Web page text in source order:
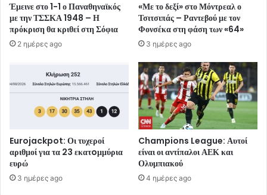
Έμεινε στο 1-1 ο Παναθηναϊκός
με την ΤΣΣΚΑ 1948 – Η
πρόκριση θα κριθεί στη Σόφια
2 ημέρες ago
«Με το δεξί» στο Μόντρεαλ ο
Τσιτσιπάς – Ραντεβού με τον
Φονσέκα στη φάση των «64»
3 ημέρες ago
Eurojackpot: Οι τυχεροί
αριθμοί για τα 23 εκατoμμύρια
ευρώ
3 ημέρες ago
Champions League: Αυτοί
είναι οι αντίπαλοι ΑΕΚ και
Ολυμπιακού
4 ημέρες ago